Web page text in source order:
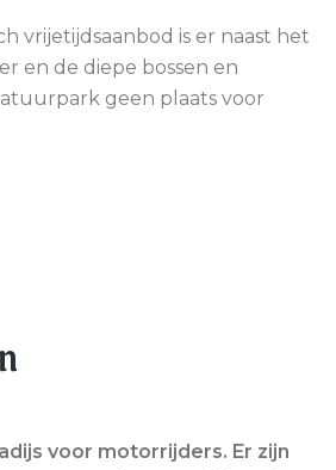
vrijetijdsaanbod is er naast het
en de diepe bossen en
geen plaats voor
voor motorrijders. Er zijn